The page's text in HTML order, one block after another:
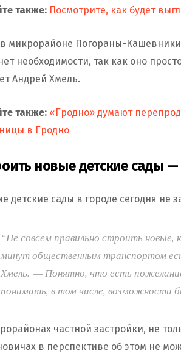
также: Посмотрите, как будет
микрорайоне Погораны-
необходимости, так как оно
Андрей Хмель.
также: «Гродно» думают
в Гродно
новые детские сады
детские сады в городе сегодня не
“Не совсем правильно строить новые,
минут общественным транспортом
Хмель. — Понятно, что есть
понимать, в том числе, возможности
частной застройки, не
в перспективе об этом не